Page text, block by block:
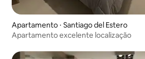
Apartamento ⋅ Santiago del Estero
Apartamento excelente localização